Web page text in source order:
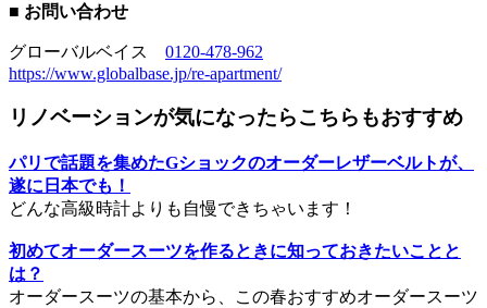
■ お問い合わせ
グローバルベイス 0120-478-962
https://www.globalbase.jp/re-apartment/
リノベーションが気になったらこちらもおすすめ
パリで話題を集めたGショックのオーダーレザーベルトが、
遂に日本でも！
どんな高級時計よりも自慢できちゃいます！
初めてオーダースーツを作るときに知っておきたいことと
は？
オーダースーツの基本から、この春おすすめオーダースーツ